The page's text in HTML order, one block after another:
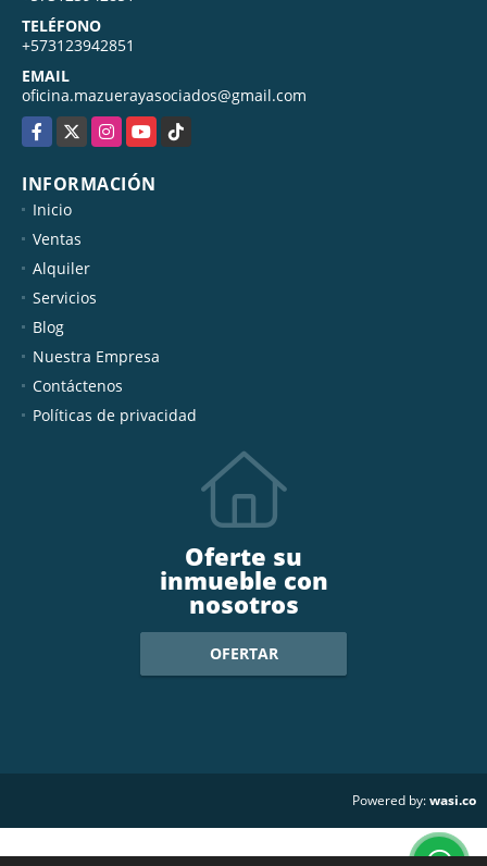
TELÉFONO
+573123942851
EMAIL
oficina.mazuerayasociados@gmail.com
Facebook
X InstagramYouTubeTikTok
INFORMACIÓN
Inicio
Ventas
Alquiler
Servicios
Blog
Nuestra Empresa
Contáctenos
Políticas de privacidad
Oferte su
inmueble con
nosotros
OFERTAR
Powered by:wasi.co